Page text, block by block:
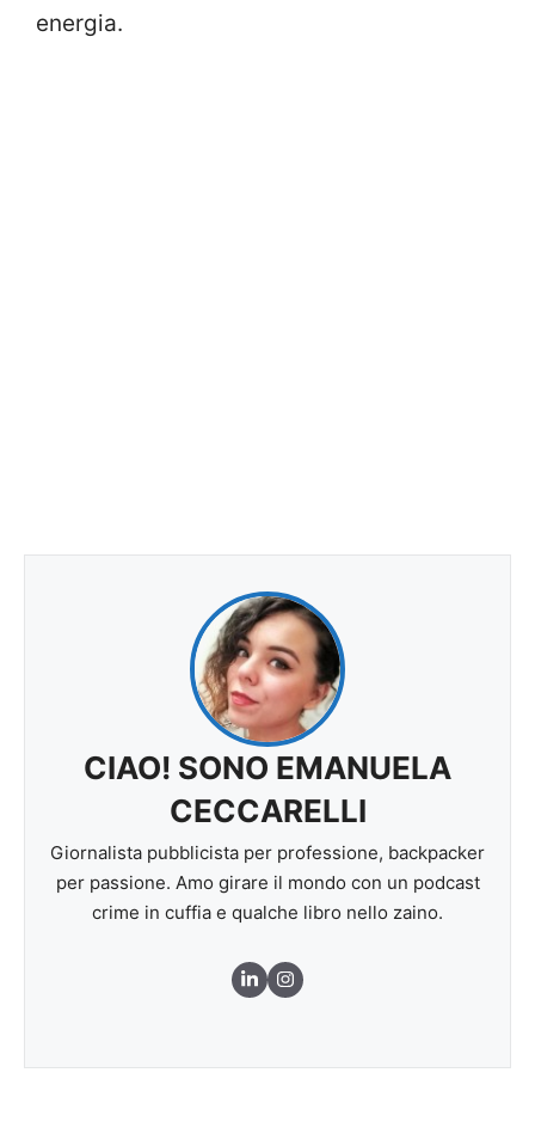
energia.
CIAO! SONO EMANUELA
CECCARELLI
Giornalista pubblicista per professione, backpacker
per passione. Amo girare il mondo con un podcast
crime in cuffia e qualche libro nello zaino.